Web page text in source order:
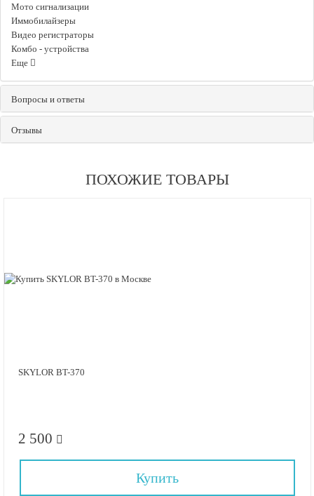
Мото сигнализации
Иммобилайзеры
Видео регистраторы
Комбо - устройства
Еще
Вопросы и ответы
Отзывы
ПОХОЖИЕ ТОВАРЫ
SKYLOR BT-370
2 500
Купить